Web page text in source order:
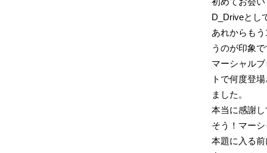
D_Driveとし
あれからも
うのが印象
マーシャル
トで何度登
ました。
本当に感謝
そう！マー
本題に入る